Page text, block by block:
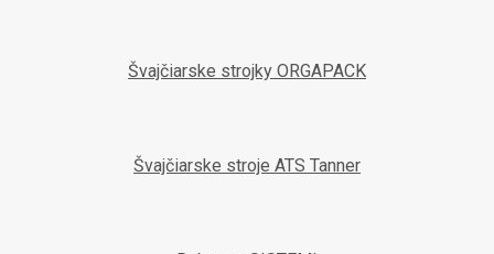
Švajčiarske strojky ORGAPACK
Švajčiarske stroje ATS Tanner